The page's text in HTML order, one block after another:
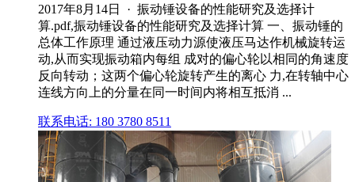
2017年8月14日 · 振动锤设备的性能研究及选择计
算.pdf,振动锤设备的性能研究及选择计算 一、振动锤的
总体工作原理 通过液压动力源使液压马达作机械旋转运
动,从而实现振动箱内每组 成对的偏心轮以相同的角速度
反向转动；这两个偏心轮旋转产生的离心 力,在转轴中心
连线方向上的分量在同一时间内将相互抵消 ...
联系电话: 180 3780 8511